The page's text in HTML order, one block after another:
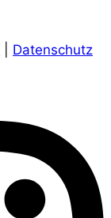
Datenschutz